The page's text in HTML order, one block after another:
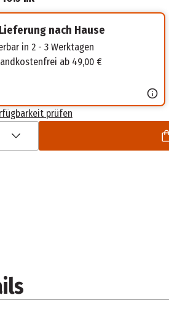
Lieferung nach Hause
in 2 - 3 Werktagen
ab 49,00 €
prüfen